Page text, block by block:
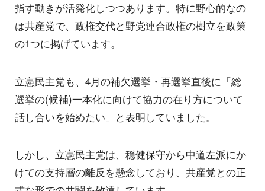
指す動きが活発化しつつあります。特に野心的なの
は共産党で、政権交代と野党連合政権の樹立を政策
の1つに掲げています。
立憲民主党も、4月の補欠選挙・再選挙直後に「総
選挙の(候補)一本化に向けて協力の在り方について
話し合いを始めたい」と表明していました。
しかし、立憲民主党は、穏健保守から中道左派にか
けての支持層の離反を懸念しており、共産党との正